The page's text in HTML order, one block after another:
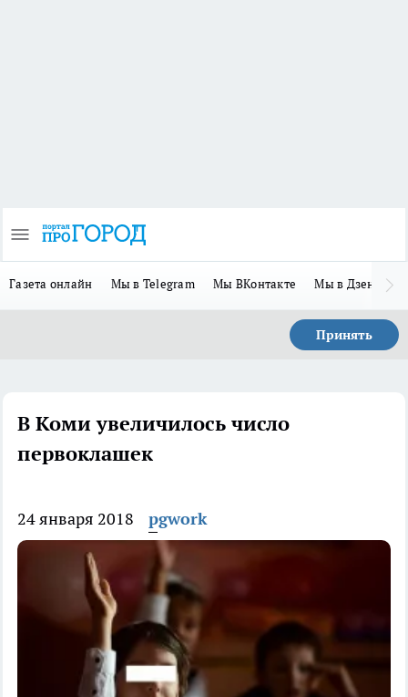
Газета онлайн Мы в Telegram Мы ВКонтакте Мы в Дзене
Принять
В Коми увеличилось число
первоклашек
24 января 2018 pgwork